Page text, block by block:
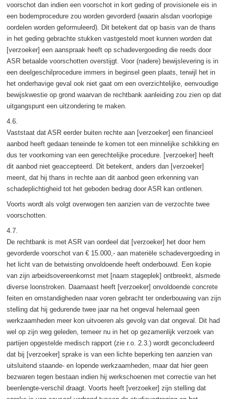
voorschot dan indien een voorschot in kort geding of provisionele eis in
een bodemprocedure zou worden gevorderd (waarin alsdan voorlopige
oordelen worden geformuleerd). Dit betekent dat op basis van de thans
in het geding gebrachte stukken vastgesteld moet kunnen worden dat
[verzoeker] een aanspraak heeft op schadevergoeding die reeds door
ASR betaalde voorschotten overstijgt. Voor (nadere) bewijslevering is in
een deelgeschilprocedure immers in beginsel geen plaats, terwijl het in
het onderhavige geval ook niet gaat om een overzichtelijke, eenvoudige
bewijskwestie op grond waarvan de rechtbank aanleiding zou zien op dat
uitgangspunt een uitzondering te maken.
4.6.
Vaststaat dat ASR eerder buiten rechte aan [verzoeker] een financieel
aanbod heeft gedaan teneinde te komen tot een minnelijke schikking en
dus ter voorkoming van een gerechtelijke procedure. [verzoeker] heeft
dit aanbod niet geaccepteerd. Dit betekent, anders dan [verzoeker]
meent, dat hij thans in rechte aan dit aanbod geen erkenning van
schadeplichtigheid tot het geboden bedrag door ASR kan ontlenen.
Voorts wordt als volgt overwogen ten aanzien van de verzochte twee
voorschotten.
4.7.
De rechtbank is met ASR van oordeel dat [verzoeker] het door hem
gevorderde voorschot van € 15.000,- aan materiële schadevergoeding in
het licht van de betwisting onvoldoende heeft onderbouwd. Een kopie
van zijn arbeidsovereenkomst met [naam stageplek] ontbreekt, alsmede
diverse loonstroken. Daarnaast heeft [verzoeker] onvoldoende concrete
feiten en omstandigheden naar voren gebracht ter onderbouwing van zijn
stelling dat hij gedurende twee jaar na het ongeval helemaal geen
werkzaamheden meer kon uitvoeren als gevolg van dat ongeval. Dit had
wel op zijn weg geleden, temeer nu in het op gezamenlijk verzoek van
partijen opgestelde medisch rapport (zie r.o. 2.3.) wordt geconcludeerd
dat bij [verzoeker] sprake is van een lichte beperking ten aanzien van
uitsluitend staande- en lopende werkzaamheden, maar dat hier geen
bezwaren tegen bestaan indien hij werkschoenen met correctie van het
beenlengte-verschil draagt. Voorts heeft [verzoeker] zijn stelling dat